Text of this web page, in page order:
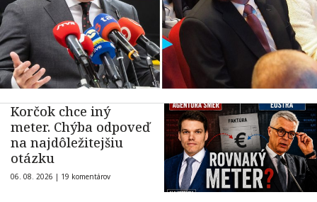
Korčok chce iný
meter. Chýba odpoveď
na najdôležitejšiu
otázku
06. 08. 2026 | 19 komentárov